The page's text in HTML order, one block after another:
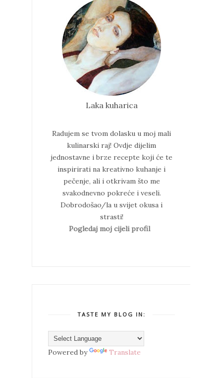
Laka kuharica
Radujem se tvom dolasku u moj mali
kulinarski raj! Ovdje dijelim
jednostavne i brze recepte koji će te
inspirirati na kreativno kuhanje i
pečenje, ali i otkrivam što me
svakodnevno pokreće i veseli.
Dobrodošao/la u svijet okusa i
strasti!
Pogledaj moj cijeli profil
TASTE MY BLOG IN:
Powered by Translate